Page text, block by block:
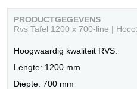
PRODUCTGEGEVENS
Rvs Tafel 1200 x 700-line |
Hoogwaardig kwaliteit RVS.
Lengte: 1200 mm
Diepte: 700 mm